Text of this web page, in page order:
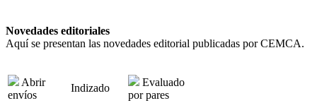
Novedades editoriales
Aquí se presentan las novedades editorial publicadas por CEMCA.
Abrir
envíos
Indizado
Evaluado
por pares